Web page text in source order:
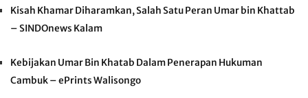
Kisah Khamar Diharamkan, Salah Satu Peran Umar bin Khattab
– SINDOnews Kalam
Kebijakan Umar Bin Khatab Dalam Penerapan Hukuman
Cambuk – ePrints Walisongo